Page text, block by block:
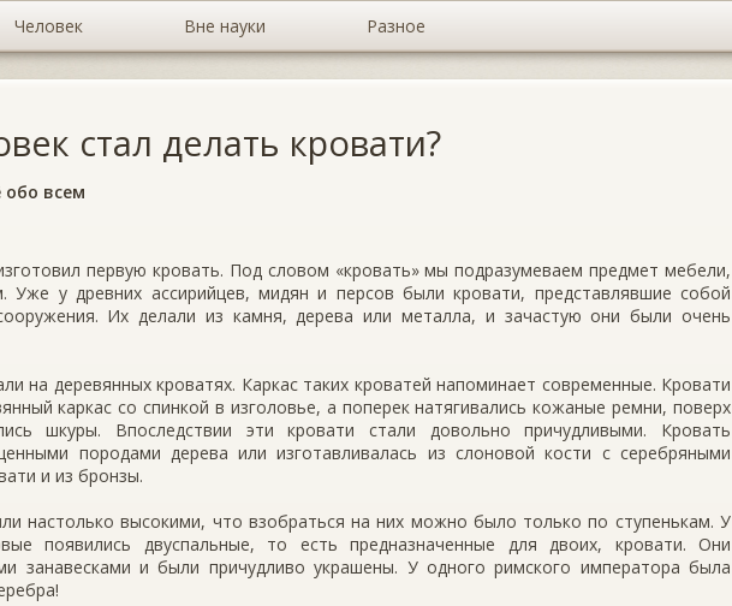
Человек Вне науки Разное
стал делать кровати?
обо всем
первую кро­вать. Под словом «кровать» мы подразумеваем предмет мебели,
у древних ассирийцев, мидян и персов были крова­ти, представлявшие собой
Их делали из камня, дерева или метал­ла, и зачастую они были очень
на деревянных крова­тях. Каркас таких кроватей напоминает современ­ные. Кровати
каркас со спинкой в изголовье, а поперек натягивались кожаные ремни, поверх
шкуры. Впоследствии эти кровати стали довольно причудливыми. Кровать
породами дерева или изготавливалась из слоновой кости с серебряными
и из бронзы.
настолько высокими, что взобраться на них можно было только по сту­пенькам. У
появились двуспальные, то есть предназначенные для двоих, кровати. Они
занавесками и были причудливо украшены. У одного римского императора была